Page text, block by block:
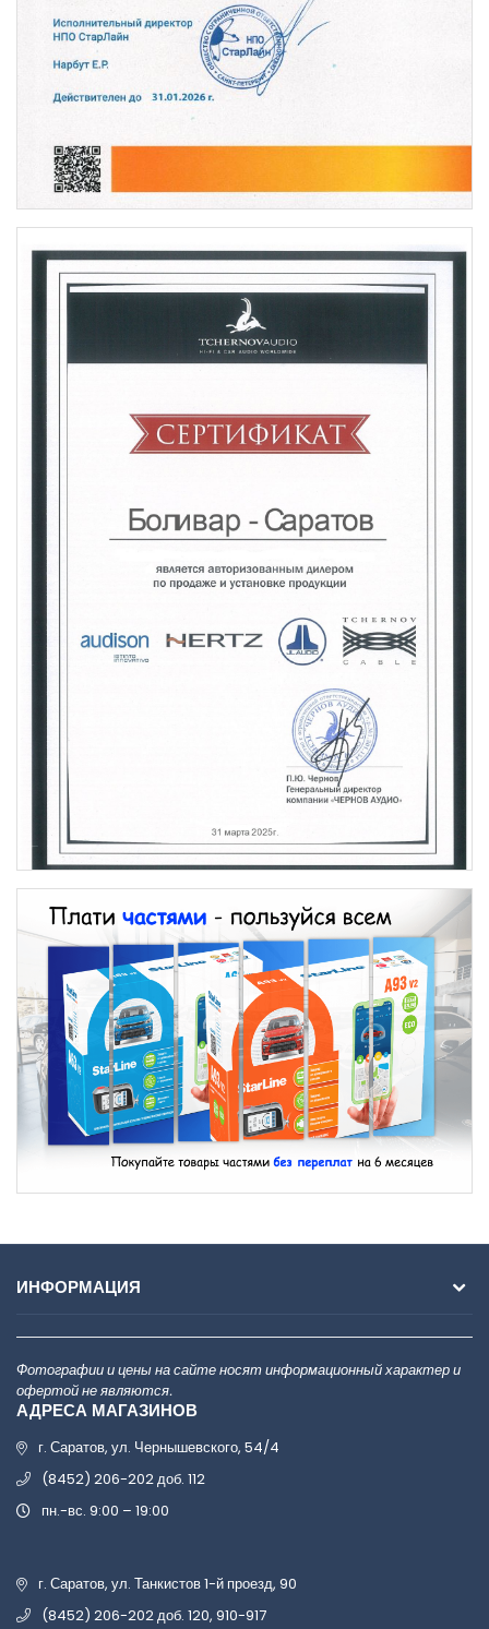
ИНФОРМАЦИЯ
Фотографии и цены на сайте носят информационный характер и
офертой не являются.
АДРЕСА МАГАЗИНОВ
г. Саратов, ул. Чернышевского, 54/4
(8452) 206-202 доб. 112
пн.-вс. 9:00 – 19:00
г. Саратов, ул. Танкистов 1-й проезд, 90
(8452) 206-202 доб. 120, 910-917